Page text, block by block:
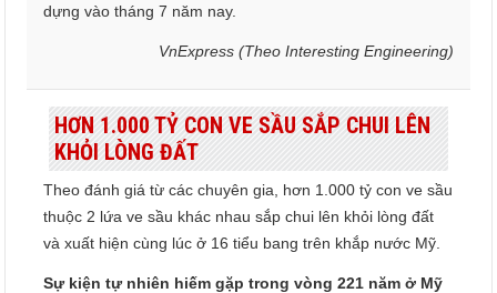
dựng vào tháng 7 năm nay.
VnExpress (Theo Interesting Engineering)
HƠN 1.000 TỶ CON VE SẦU SẮP CHUI LÊN
KHỎI LÒNG ĐẤT
Theo đánh giá từ các chuyên gia, hơn 1.000 tỷ con ve sầu
thuộc 2 lứa ve sầu khác nhau sắp chui lên khỏi lòng đất
và xuất hiện cùng lúc ở 16 tiểu bang trên khắp nước Mỹ.
Sự kiện tự nhiên hiếm gặp trong vòng 221 năm ở Mỹ